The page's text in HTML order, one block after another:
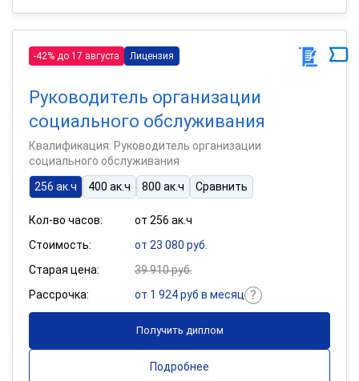
-42% до 17 августа Лицензия
Руководитель организации
социального обслуживания
Квалификация: Руководитель организации
социального обслуживания
256 ак.ч
400 ак.ч 800 ак.ч Сравнить
Кол-во часов:
от 256 ак.ч
Стоимость:
от 23 080 руб.
Старая цена:
39 910 руб.
Рассрочка:
от 1 924 руб в месяц
Получить диплом
Подробнее